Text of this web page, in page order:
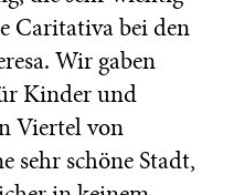
Caritativa bei den
Wir gaben
Kinder und
Viertel von
sehr schöne Stadt,